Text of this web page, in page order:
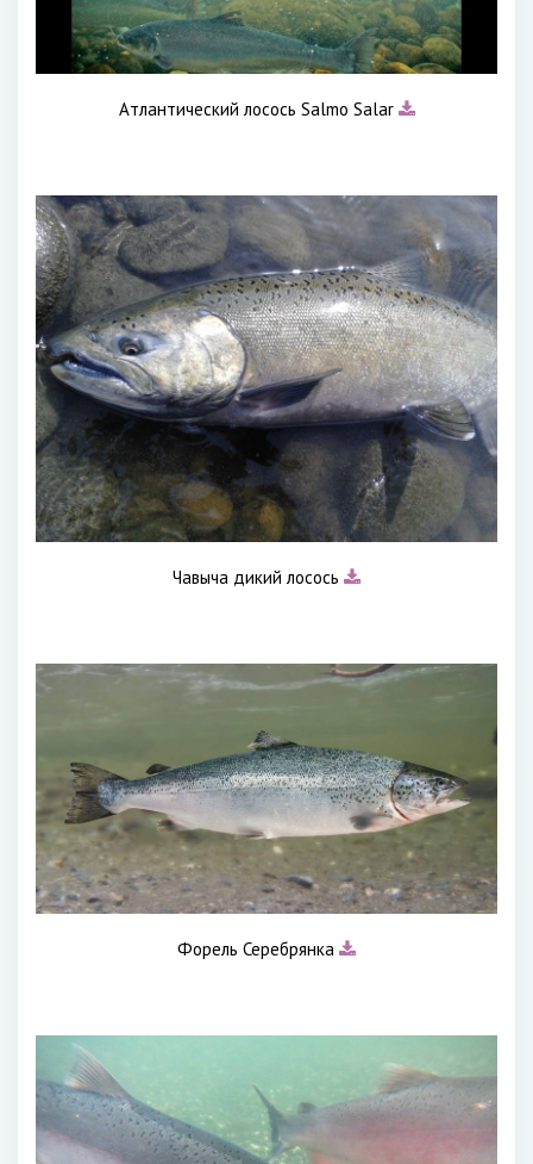
Атлантический лосось Salmo Salar
Чавыча дикий лосось
Форель Серебрянка